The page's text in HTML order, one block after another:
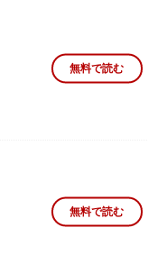
無料で読む
無料で読む